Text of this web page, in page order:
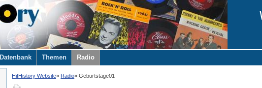
Datenbank Themen Radio
HitHistory Website Radio Geburtstage01